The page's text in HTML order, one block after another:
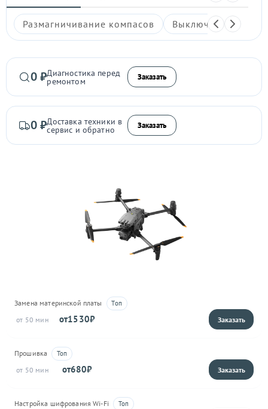
Размагничивание компасов Выключается
0 ₽Диагностика перед
ремонтом Заказать
0 ₽Доставка техники в
сервис и обратно Заказать
Замена материнской платы
50
1530
Прошивка
50
680
Настройка шифрования Wi-Fi